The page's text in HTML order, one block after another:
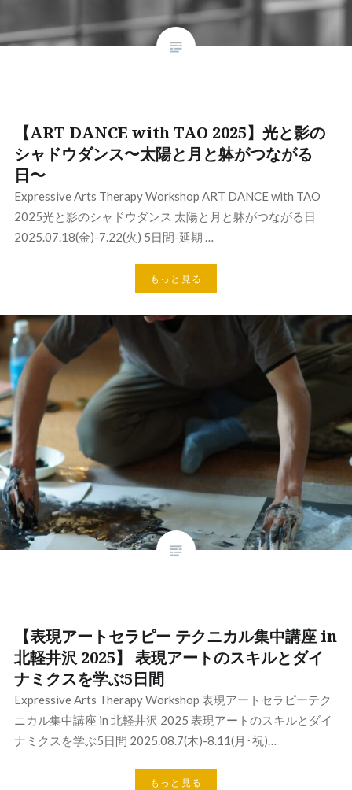
【ART DANCE with TAO 2025】光と影の
シャドウダンス〜太陽と月と躰がつながる
日〜
Expressive Arts Therapy Workshop ART DANCE with TAO
2025光と影のシャドウダンス 太陽と月と躰がつながる日
2025.07.18(金)-7.22(火) 5日間-延期 …
もっと見る
【表現アートセラピー テクニカル集中講座 in
北軽井沢 2025】 表現アートのスキルとダイ
ナミクスを学ぶ5日間
Expressive Arts Therapy Workshop 表現アートセラピーテク
ニカル集中講座 in 北軽井沢 2025 表現アートのスキルとダイ
ナミクスを学ぶ5日間 2025.08.7(木)-8.11(月･祝)…
もっと見る